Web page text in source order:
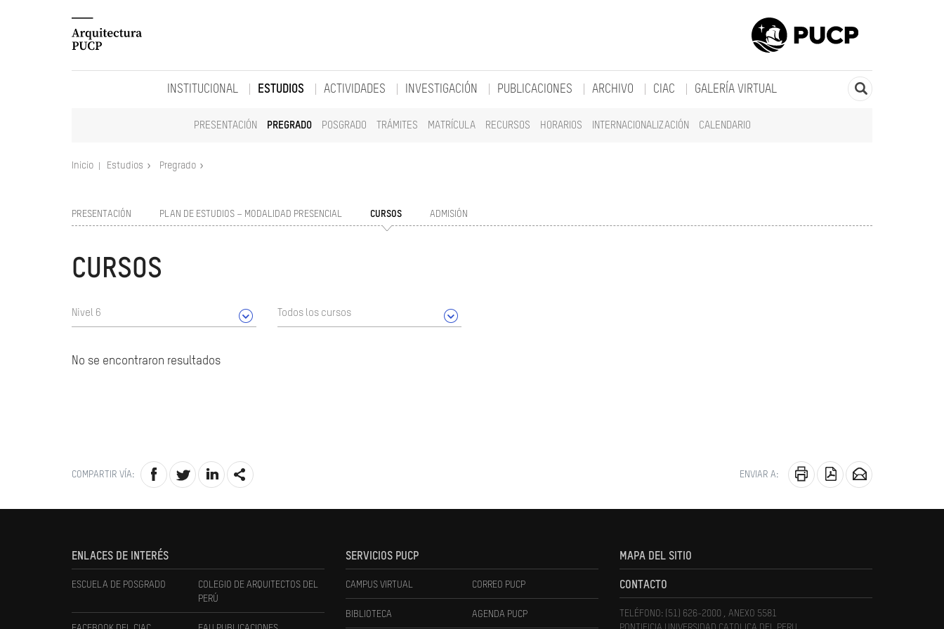
INSTITUCIONAL ESTUDIOS
PRESENTACIÓN PREGRADO POSGRADO TRÁMITES MATRÍCULA RECURSOS HORARIOS INTERNACIONALIZACIÓN CALENDARIO
ACTIVIDADES INVESTIGACIÓN PUBLICACIONES ARCHIVO CIAC GALERÍA VIRTUAL
Inicio Estudios Pregrado
PRESENTACIÓN PLAN DE ESTUDIOS – MODALIDAD PRESENCIAL CURSOS ADMISIÓN
CURSOS
Nivel 6 Todos los cursos
No se encontraron resultados
COMPARTIR VÍA: ENVIAR A:
ENLACES DE INTERÉS
ESCUELA DE POSGRADO
COLEGIO DE ARQUITECTOS DEL
PERÚ
SERVICIOS PUCP
CAMPUS VIRTUAL CORREO PUCP
BIBLIOTECA AGENDA PUCP
MAPA DEL SITIO
CONTACTO
TELÉFONO: (51) 626-2000 , ANEXO 5581